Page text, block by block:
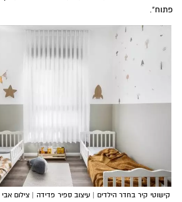
פתוח".
קישוטי קיר בחדר הילדים | עיצוב ספיר פדידה | צילום אבי